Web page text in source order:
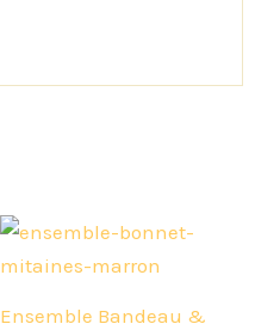
Ensemble Bandeau &
Plage
prix :
à